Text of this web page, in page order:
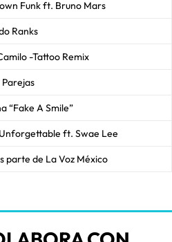
Funk ft. Bruno Mars
Ranks
-Tattoo Remix
“Fake A Smile”
ft. Swae Lee
parte de La Voz México